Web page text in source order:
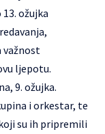
ožujka
važnost
ljepotu.
9. ožujka.
i orkestar, te
su ih pripremili